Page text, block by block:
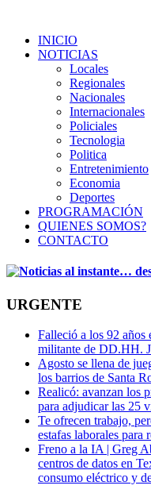
INICIO
NOTICIAS
Locales
Regionales
Nacionales
Internacionales
Policiales
Tecnologia
Politica
Entretenimiento
Economia
Deportes
PROGRAMACIÓN
QUIENES SOMOS?
CONTACTO
URGENTE
Falleció a los 92 años
militante de DD.HH.
Agosto se llena de
los barrios de Santa
Realicó: avanzan los
para adjudicar las 25
Te ofrecen trabajo,
estafas laborales para
Freno a la IA | Greg
centros de datos en
consumo eléctrico y